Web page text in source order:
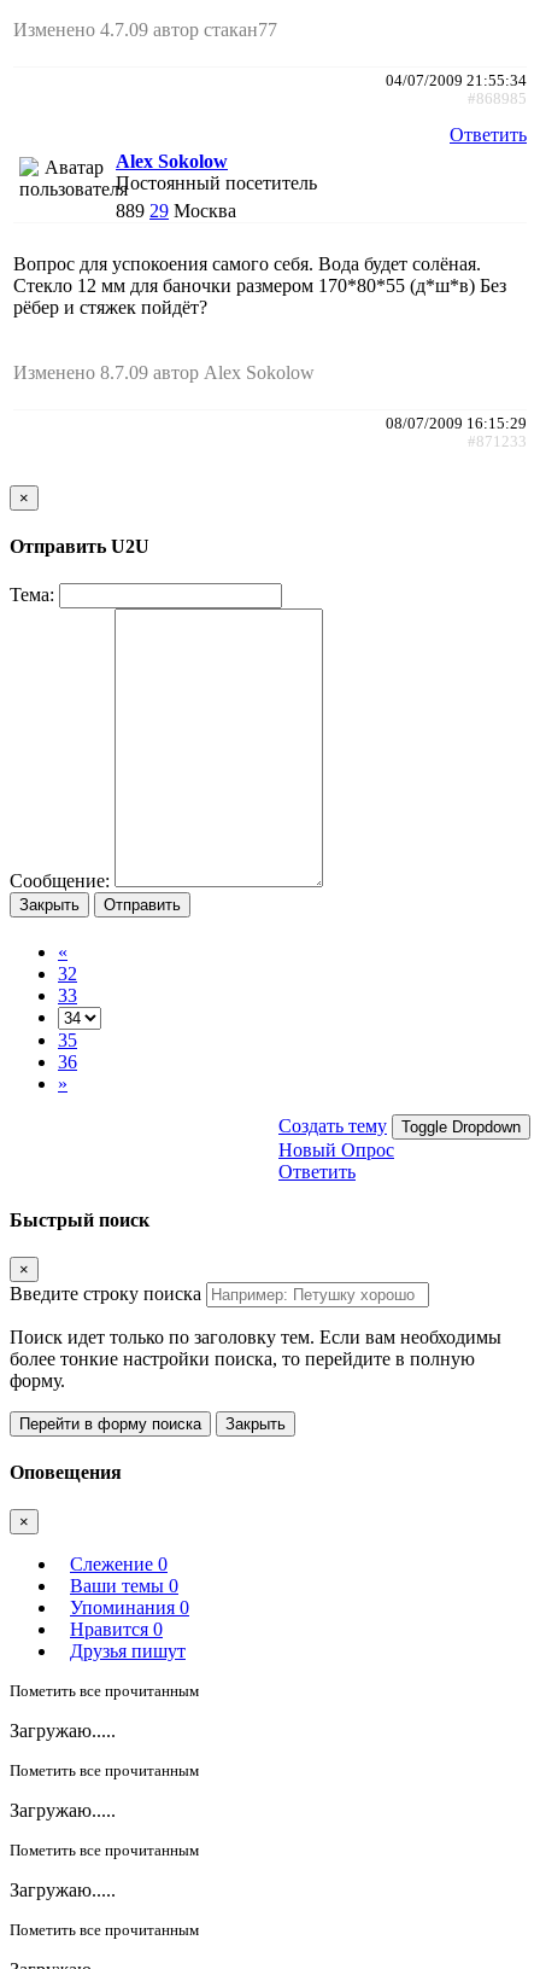
Изменено 4.7.09 автор стакан77
04/07/2009 21:55:34
#868985
Ответить
Alex Sokolow
Постоянный посетитель
889 29 Москва
Вопрос для успокоения самого себя. Вода будет солёная.
Стекло 12 мм для баночки размером 170*80*55 (д*ш*в) Без
рёбер и стяжек пойдёт?
Изменено 8.7.09 автор Alex Sokolow
08/07/2009 16:15:29
#871233
×
Отправить U2U
Тема:
Сообщение:
Закрыть Отправить
«
32
33
35
36
»
Создать тему Toggle Dropdown
Новый Опрос
Ответить
Быстрый поиск
×
Введите строку поиска
Поиск идет только по заголовку тем. Если вам необходимы
более тонкие настройки поиска, то перейдите в полную
форму.
Перейти в форму поиска Закрыть
Оповещения
×
Слежение 0
Ваши темы 0
Упоминания 0
Нравится 0
Друзья пишут
Пометить все прочитанным
Загружаю.....
Пометить все прочитанным
Загружаю.....
Пометить все прочитанным
Загружаю.....
Пометить все прочитанным